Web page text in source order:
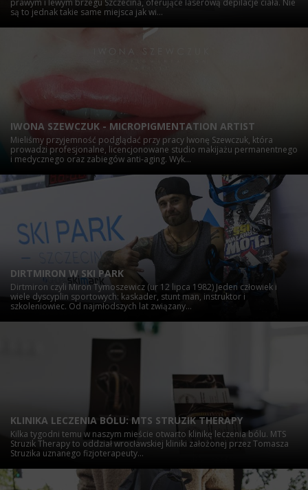
są to jednak takie same miejsca jak wi...
IWONA SZEWCZUK - MICROPIGMENTATION ARTIST
Mieliśmy przyjemność podglądać przy pracy Iwonę Szewczuk, która
prowadzi profesjonalne, licencjonowane studio makijażu permanentnego
i medycznego oraz zabiegów anti-aging. Wyk...
DIRTMIRON W SKI PARK
Dirtmiron czyli Miron Tymoszewicz (ur 12 lipca 1982) Jeden człowiek i
wiele dyscyplin sportowych: kaskader, stunt man, instruktor i
szkoleniowiec. Od najmłodszych lat związany...
KLINIKA LECZENIA BÓLU: MTS STRUZIK THERAPY
Kilka tygodni temu w naszym mieście otwarto klinikę leczenia bólu. MTS
Struzik Therapy to oddział wrocławskiej kliniki założonej przez Tomasza
Struzika uznanego fizjoterapeuty...